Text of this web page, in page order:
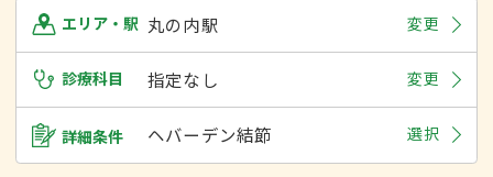
エリア・駅 丸の内駅 変更
診療科目 指定なし 変更
詳細条件 ヘバーデン結節 選択